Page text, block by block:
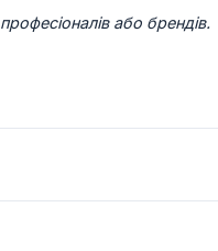
або брендів.